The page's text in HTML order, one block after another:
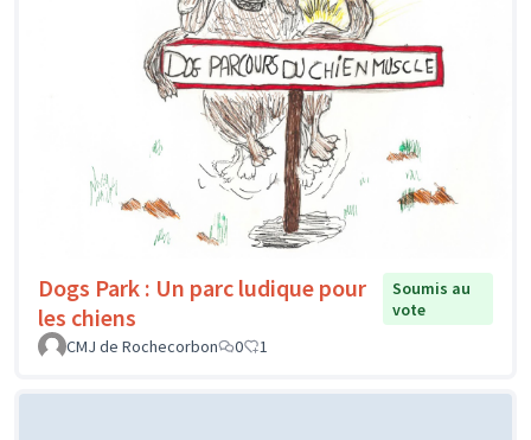
Dogs Park : Un parc ludique pour
les chiens
Soumis au
vote
CMJ de Rochecorbon
0 1